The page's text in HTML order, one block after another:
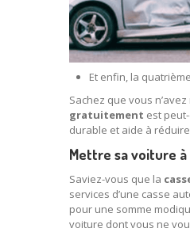
Et enfin, la
Sachez que vous
gratuitement est
durable et aide à
Mettre sa voiture
Saviez-vous que la
services d’une casse
pour une somme
voiture dont vous ne